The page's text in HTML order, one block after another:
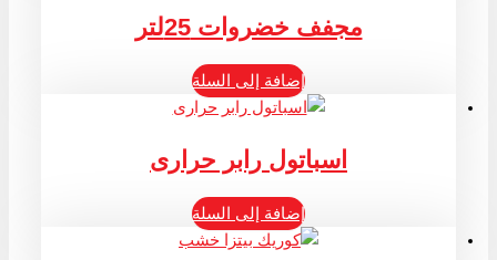
مجفف خضروات 25لتر
إضافة إلى السلة
اسباتول رابر حرارى
إضافة إلى السلة